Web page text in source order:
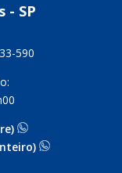
- SP
590